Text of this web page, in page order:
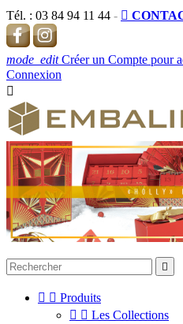
Tél. : 03 84 94 11 44 - 
mode_edit Créer un Compte pour
Connexion


  Produits
  Les Collections